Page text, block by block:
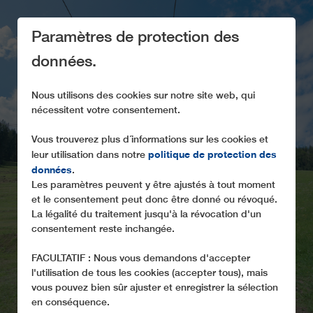
LEITNER
TRANSPORT DES
VÉLOS
pour téléskis
Paramètres de protection des
données.
Nous utilisons des cookies sur notre site web, qui
nécessitent votre consentement.
Vous trouverez plus d´informations sur les cookies et
leur utilisation dans notre politique de protection des
données.
Les paramètres peuvent y être ajustés à tout moment
et le consentement peut donc être donné ou révoqué.
La légalité du traitement jusqu'à la révocation d'un
consentement reste inchangée.
FACULTATIF : Nous vous demandons d'accepter
l'utilisation de tous les cookies (accepter tous), mais
vous pouvez bien sûr ajuster et enregistrer la sélection
en conséquence.